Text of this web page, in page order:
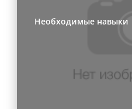
Необходимые навыки